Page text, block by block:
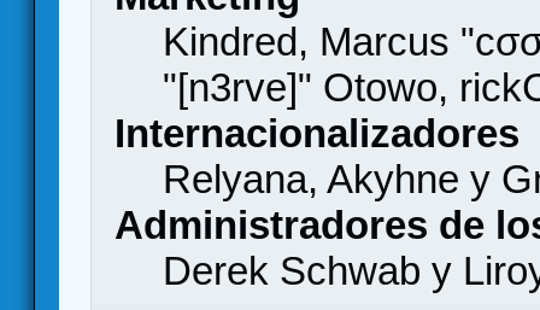
Kindred, Marcus
"[n3rve]" Otowo,
Internacionalizadores
Relyana, Akyhne y
Administradores de
Derek Schwab y